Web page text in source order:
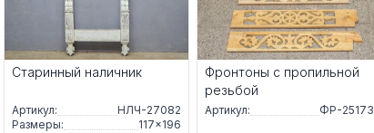
Старинный наличник
Артикул:
НЛЧ-27082
Размеры:
117×196
Фронтоны с пропильной
резьбой
Артикул: ФР-25173